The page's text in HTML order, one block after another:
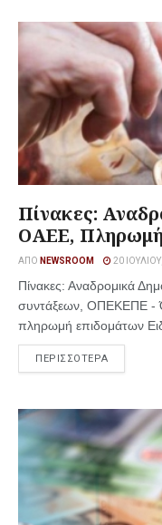
Πίνακες:
ΟΑΕΕ,
ΑΠΌ NEWSROOM 20
Πίνακες: Αναδρομικά
συντάξεων, ΟΠΕΚΕΠΕ -
πληρωμή επιδομάτων
ΠΕΡΙΣΣΟΤΕΡΑ